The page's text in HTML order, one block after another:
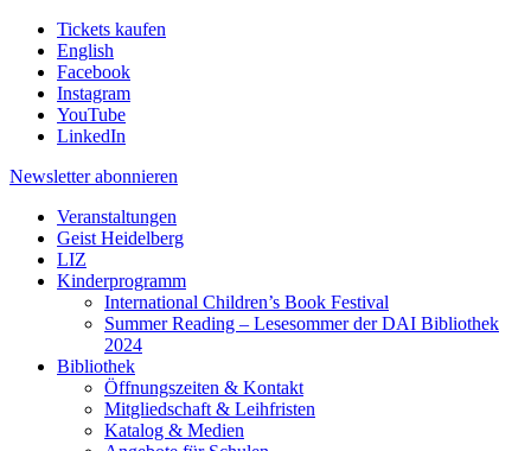
Tickets kaufen
English
Facebook
Instagram
YouTube
LinkedIn
Newsletter abonnieren
Veranstaltungen
Geist Heidelberg
LIZ
Kinderprogramm
International Children’s Book Festival
Summer Reading – Lesesommer der DAI Bibliothek
2024
Bibliothek
Öffnungszeiten & Kontakt
Mitgliedschaft & Leihfristen
Katalog & Medien